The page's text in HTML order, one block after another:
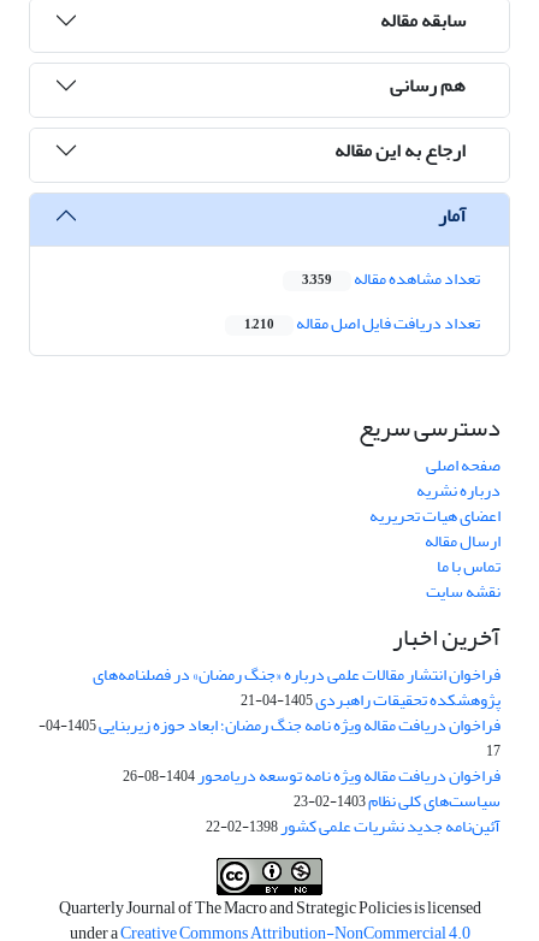
سابقه مقاله
هم رسانی
ارجاع به این مقاله
آمار
تعداد مشاهده مقاله 3,359
تعداد دریافت فایل اصل مقاله 1,210
دسترسی سریع
صفحه اصلی
درباره نشریه
اعضای هیات تحریریه
ارسال مقاله
تماس با ما
نقشه سایت
آخرین اخبار
فراخوان انتشار مقالات علمی درباره «جنگ رمضان» در فصلنامه‌های
پژوهشکده تحقیقات راهبردی1405-04-21
فراخوان دریافت مقاله ویژه نامه جنگ رمضان؛ ابعاد حوزه زیربنایی
1405-04-
17
فراخوان دریافت مقاله ویژه نامه توسعه دریامحور1404-08-26
سیاست‌های کلی نظام1403-02-23
آئین‌نامه جدید نشریات علمی کشور1398-02-22
Quarterly Journal of The Macro and Strategic Policies is licensed
under aCreative Commons Attribution-NonCommercial 4.0